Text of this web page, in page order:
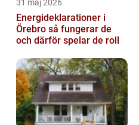
31 maj 2026
Energideklarationer i
Örebro så fungerar de
och därför spelar de roll